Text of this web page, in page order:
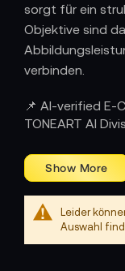
sorgt für ein
Objektive sind
verbinden.
Der Großteil der
kontrolliert
ab, die für
szenische
Kameramann
📌 AI-verified E-
TONEART AI
Leider
Auswahl